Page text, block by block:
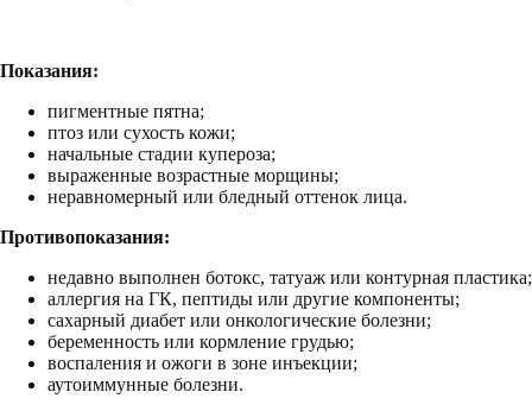
Показания:
пигментные пятна;
птоз или сухость кожи;
начальные стадии купероза;
выраженные возрастные морщины;
неравномерный или бледный оттенок лица.
Противопоказания:
недавно выполнен ботокс, татуаж или контурная пластика;
аллергия на ГК, пептиды или другие компоненты;
сахарный диабет или онкологические болезни;
беременность или кормление грудью;
воспаления и ожоги в зоне инъекции;
аутоиммунные болезни.